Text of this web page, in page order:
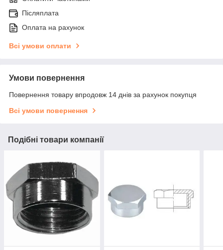
Післяплата
Оплата на рахунок
Всі умови оплати
Умови повернення
Повернення товару впродовж 14 днів за рахунок покупця
Всі умови повернення
Подібні товари компанії